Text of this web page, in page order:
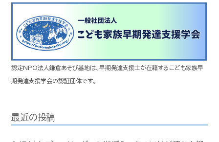
認定NPO法人鎌倉あそび基地は、早期発達支援士が在籍するこども家族早
期発達支援学会の認証団体です。
最近の投稿